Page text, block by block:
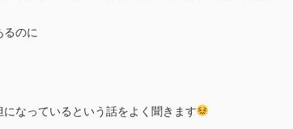
るのに
なっているという話をよく聞きます